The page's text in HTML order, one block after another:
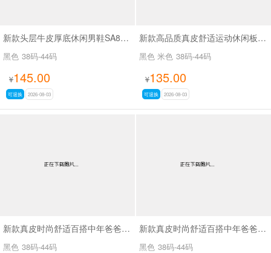
新款头层牛皮厚底休闲男鞋SA8833
黑色 38码-44码
¥145.00
可退换 2026-08-03
新款高品质真皮舒适运动休闲板鞋阿甘鞋SA263
黑色 米色 38码-44码
¥135.00
可退换 2026-08-03
新款真皮时尚舒适百搭中年爸爸鞋SA6508
黑色 38码-44码
新款真皮时尚舒适百搭中年爸爸鞋SA6509
黑色 38码-44码